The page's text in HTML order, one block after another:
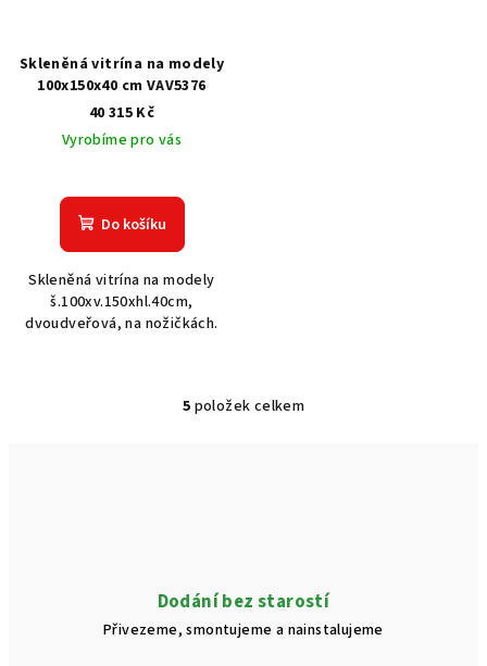
Skleněná vitrína na modely
100x150x40 cm VAV5376
40 315 Kč
Vyrobíme pro vás
Do košíku
Skleněná vitrína na modely
š.100xv.150xhl.40cm,
dvoudveřová, na nožičkách.
O
í
p
r
5 položek celkem
Dodání bez starostí
Přivezeme, smontujeme a nainstalujeme